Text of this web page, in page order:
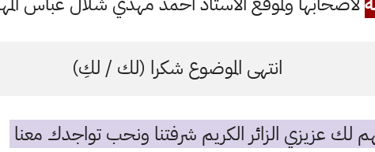
انتهى الموضوع شكرا (لك / لكِ)
لك عزيزي الزائر الكريم شرفتنا ونحب تواجدك معنا